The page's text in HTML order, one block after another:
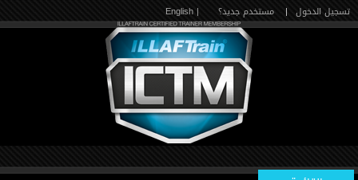
تسجيل الدخول | مستخدم جديد؟ | English